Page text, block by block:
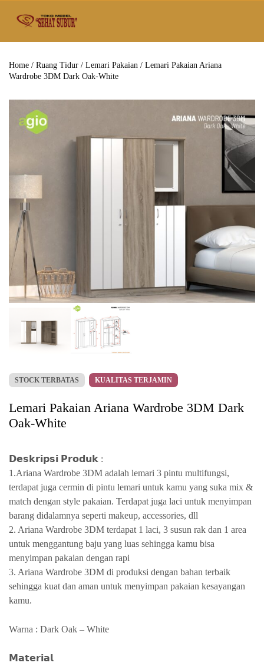
Home / Ruang Tidur / Lemari Pakaian / Lemari Pakaian Ariana
Wardrobe 3DM Dark Oak-White
STOCK TERBATAS KUALITAS TERJAMIN
Lemari Pakaian Ariana Wardrobe 3DM Dark
Oak-White
𝗗𝗲𝘀𝗸𝗿𝗶𝗽𝘀𝗶 𝗣𝗿𝗼𝗱𝘂𝗸 :
1.Ariana Wardrobe 3DM adalah lemari 3 pintu multifungsi,
terdapat juga cermin di pintu lemari untuk kamu yang suka mix &
match dengan style pakaian. Terdapat juga laci untuk menyimpan
barang didalamnya seperti makeup, accessories, dll
2. Ariana Wardrobe 3DM terdapat 1 laci, 3 susun rak dan 1 area
untuk menggantung baju yang luas sehingga kamu bisa
menyimpan pakaian dengan rapi
3. Ariana Wardrobe 3DM di produksi dengan bahan terbaik
sehingga kuat dan aman untuk menyimpan pakaian kesayangan
kamu.
Warna : Dark Oak – White
𝗠𝗮𝘁𝗲𝗿𝗶𝗮𝗹